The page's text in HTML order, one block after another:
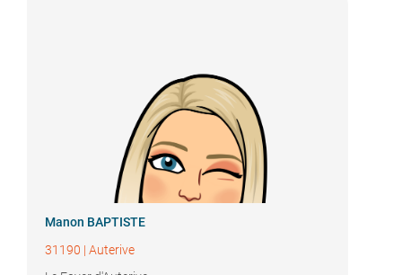
Manon BAPTISTE
31190 | Auterive